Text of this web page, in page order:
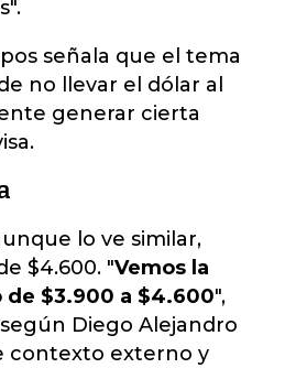
señala que el tema
no llevar el dólar al
generar cierta
lo ve similar,
$4.600. "Vemos la
de $3.900 a $4.600",
Diego Alejandro
contexto externo y